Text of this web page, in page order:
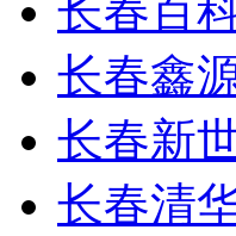
长春百
长春鑫
长春新
长春清